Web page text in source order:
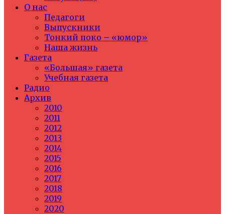
О нас
Педагоги
Выпускники
Тонкий поко – «юмор»
Наша жизнь
Газета
«Большая» газета
Учебная газета
Радио
Архив
2010
2011
2012
2013
2014
2015
2016
2017
2018
2019
2020